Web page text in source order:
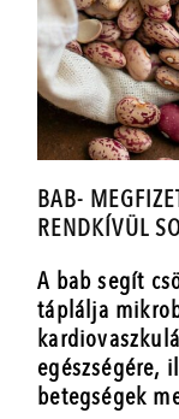
BAB-
RENDKÍVÜL
A bab segít
táplálja
egészségére,
betegségek